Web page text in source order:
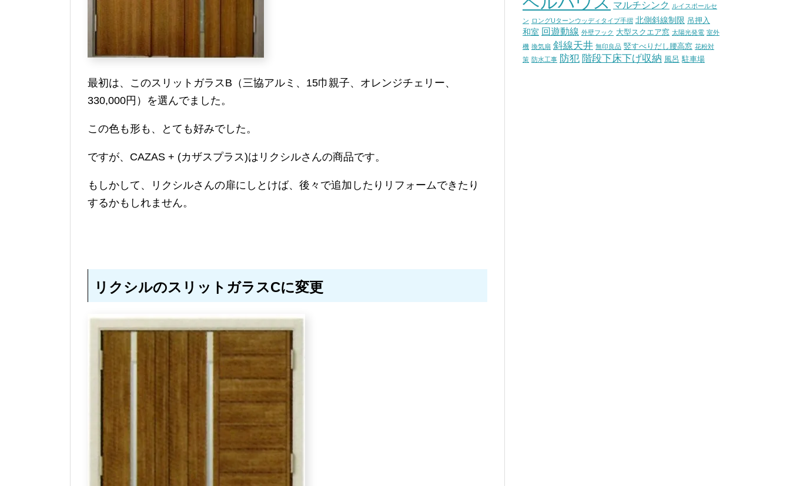
最初は、このスリットガラスB（三協アルミ、15巾親子、オレンジチェリー、
330,000円）を選んでました。
この色も形も、とても好みでした。
ですが、CAZAS + (カザスプラス)はリクシルさんの商品です。
もしかして、リクシルさんの扉にしとけば、後々で追加したりリフォームできたり
するかもしれません。
リクシルのスリットガラスCに変更
マルチシンク ルイスポールセ
ン ロングUターンウッディタイプ手摺 北側斜線制限 吊押入
和室 回遊動線 外壁フック 大型スクエア窓 太陽光発電 室外
機 換気扇 斜線天井 無印良品 竪すべりだし腰高窓 花粉対
策 防水工事 防犯 階段下床下げ収納 風呂 駐車場